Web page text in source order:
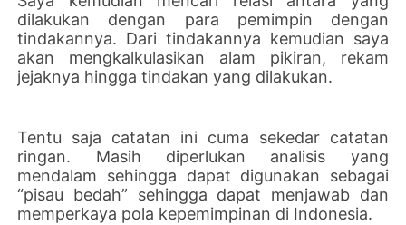
dilakukan dengan para pemimpin dengan
tindakannya. Dari tindakannya kemudian saya
akan mengkalkulasikan alam pikiran, rekam
jejaknya hingga tindakan yang dilakukan.
Tentu saja catatan ini cuma sekedar catatan
ringan. Masih diperlukan analisis yang
mendalam sehingga dapat digunakan sebagai
“pisau bedah” sehingga dapat menjawab dan
memperkaya pola kepemimpinan di Indonesia.